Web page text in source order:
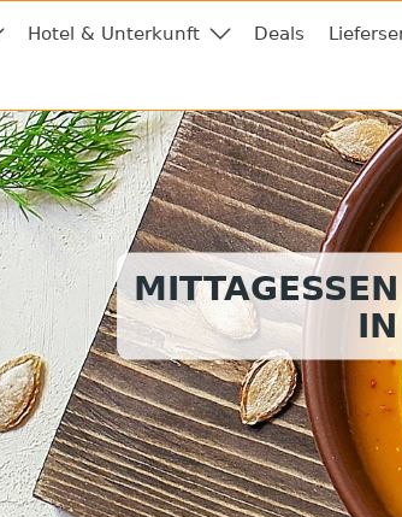
Hotel & Unterkunft Deals